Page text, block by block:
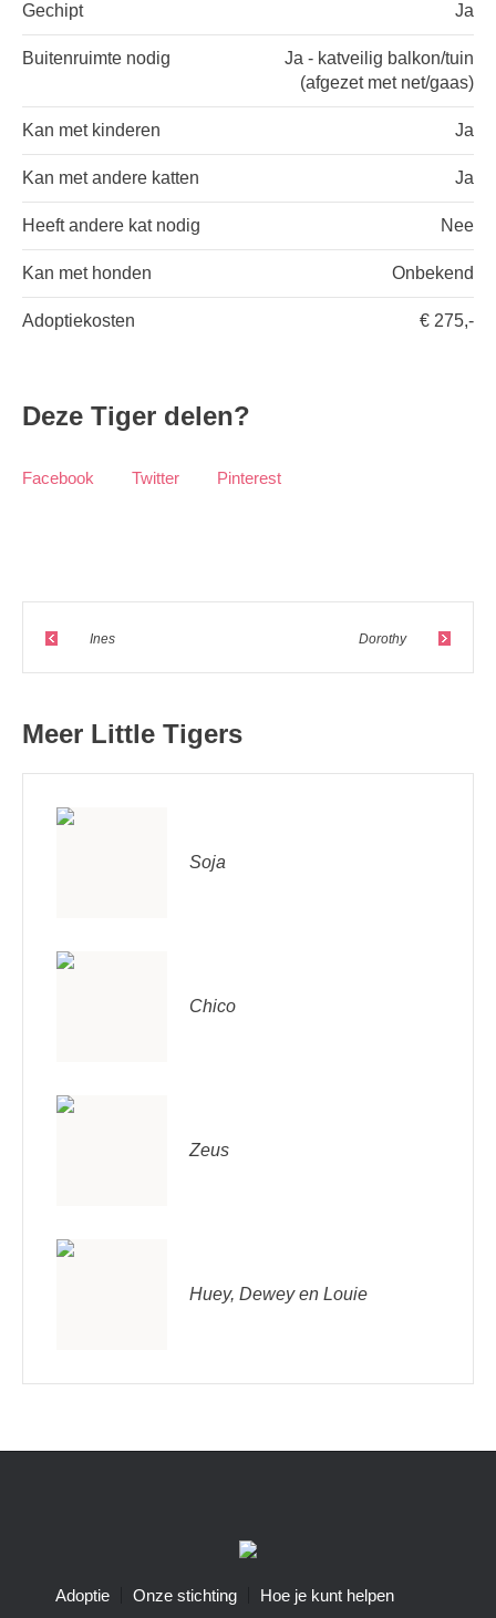
Gechipt Ja
Buitenruimte nodig
Ja - katveilig balkon/tuin
(afgezet met net/gaas)
Kan met kinderen Ja
Kan met andere katten Ja
Heeft andere kat nodig Nee
Kan met honden Onbekend
Adoptiekosten € 275,-
Deze Tiger delen?
Facebook Twitter Pinterest
Ines Dorothy
Meer Little Tigers
Soja
Chico
Zeus
Huey, Dewey en Louie
Adoptie Onze stichting Hoe je kunt helpen